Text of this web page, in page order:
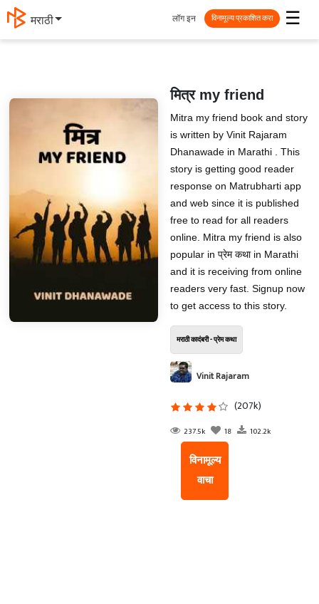
मराठी ☰
लॉग इन विनामूल्य प्रकाशित करा
मित्र my friend
Mitra my friend book and story
is written by Vinit Rajaram
Dhanawade in Marathi . This
story is getting good reader
response on Matrubharti app
and web since it is published
free to read for all readers
online. Mitra my friend is also
popular in प्रेम कथा in Marathi
and it is receiving from online
readers very fast. Signup now
to get access to this story.
मराठी कादंबरी - प्रेम कथा
Vinit Rajaram
(207k)
237.5k 18 102.2k
विनामूल्य
वाचा